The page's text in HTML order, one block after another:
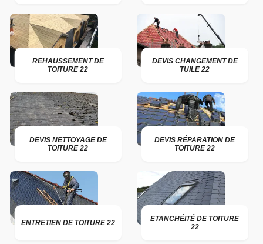
REHAUSSEMENT DE
TOITURE 22
DEVIS CHANGEMENT DE
TUILE 22
DEVIS NETTOYAGE DE
TOITURE 22
DEVIS RÉPARATION DE
TOITURE 22
ENTRETIEN DE TOITURE 22
ETANCHÉITÉ DE TOITURE
22